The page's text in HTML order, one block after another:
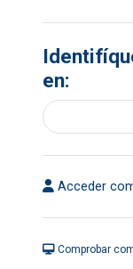
en:
Acceder
Comprobar